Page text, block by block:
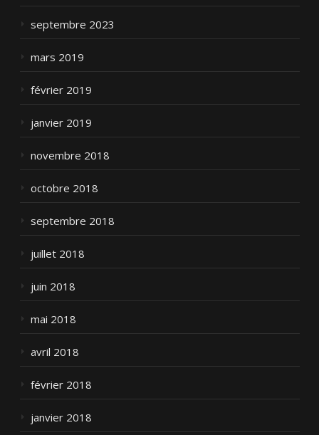
septembre 2023
mars 2019
février 2019
janvier 2019
novembre 2018
octobre 2018
septembre 2018
juillet 2018
juin 2018
mai 2018
avril 2018
février 2018
janvier 2018